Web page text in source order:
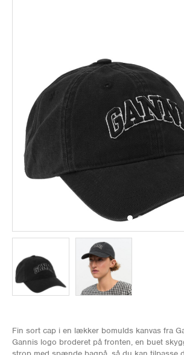
Fin sort cap i en lækker bomulds kanvas fra
Gannis logo broderet på fronten, en buet